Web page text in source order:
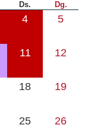
Ds. Dg.
4 5
11 12
18 19
25 26